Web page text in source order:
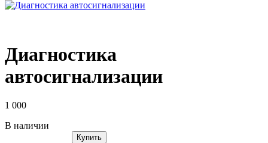
Диагностика
автосигнализации
1 000
В наличии
Купить